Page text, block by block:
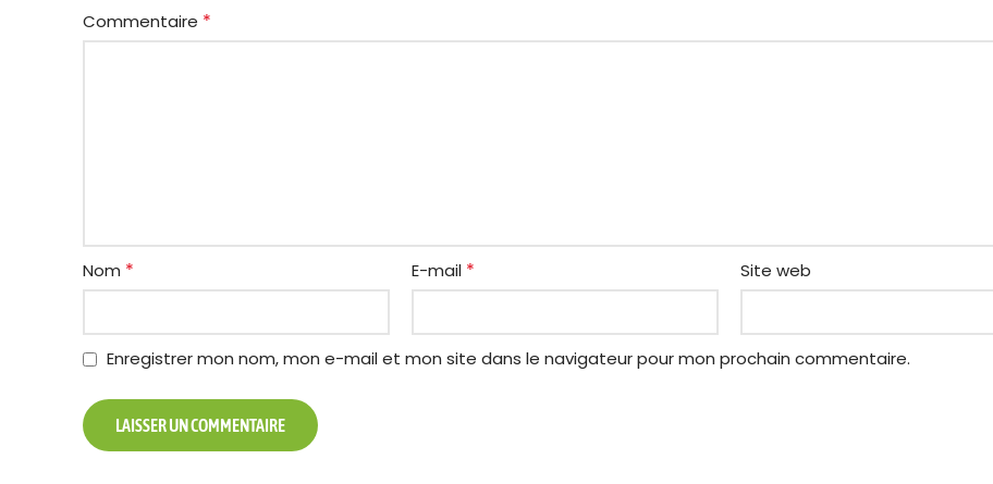
Commentaire *
Nom * E-mail * Site web
Enregistrer mon nom, mon e-mail et mon site dans le navigateur pour mon prochain commentaire.